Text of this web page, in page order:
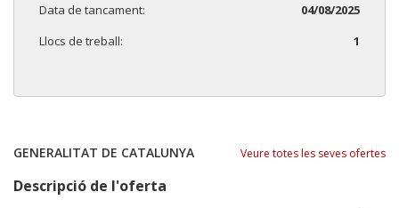
Data de tancament:
04/08/2025
Llocs de treball:
1
GENERALITAT DE CATALUNYA Veure totes les seves ofertes
Descripció de l'oferta